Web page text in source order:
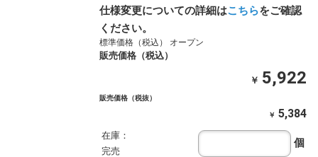
仕様変更についての詳細はこちらをご確認
ください。
標準価格（税込） オープン
販売価格（税込）
￥ 5,922
販売価格（税抜）
￥ 5,384
在庫：
完売
個